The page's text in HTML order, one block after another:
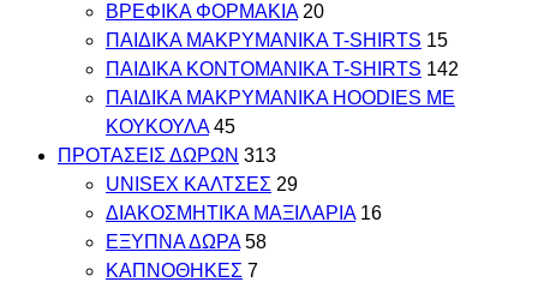
ΒΡΕΦΙΚΑ ΦΟΡΜΑΚΙΑ 20
ΠΑΙΔΙΚΑ MAKΡYMANIKA T-SHIRTS 15
ΠΑΙΔΙΚΑ ΚΟΝΤΟΜΑΝΙΚΑ T-SHIRTS 142
ΠΑΙΔΙΚΑ ΜΑΚΡΥΜΑΝΙΚΑ HOODIES ΜΕ
ΚΟΥΚΟΥΛΑ 45
ΠΡΟΤΑΣΕΙΣ ΔΩΡΩΝ 313
UNISEX ΚΑΛΤΣΕΣ 29
ΔΙΑΚΟΣΜΗΤΙΚΑ ΜΑΞΙΛΑΡΙΑ 16
ΕΞΥΠΝΑ ΔΩΡΑ 58
ΚΑΠΝΟΘΗΚΕΣ 7